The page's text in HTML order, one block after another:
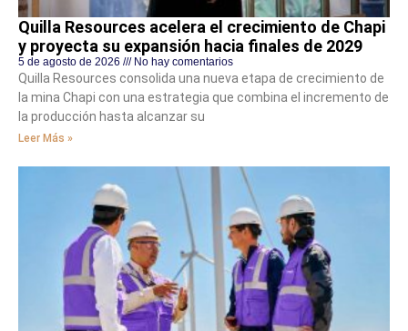
Quilla Resources acelera el crecimiento de Chapi
y proyecta su expansión hacia finales de 2029
5 de agosto de 2026 No hay comentarios
Quilla Resources consolida una nueva etapa de crecimiento de
la mina Chapi con una estrategia que combina el incremento de
la producción hasta alcanzar su
Leer Más »